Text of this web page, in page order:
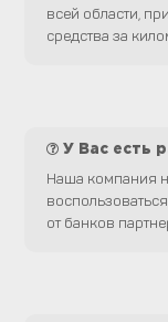
всей области,
средства за
У Вас есть
Наша компания
от банков